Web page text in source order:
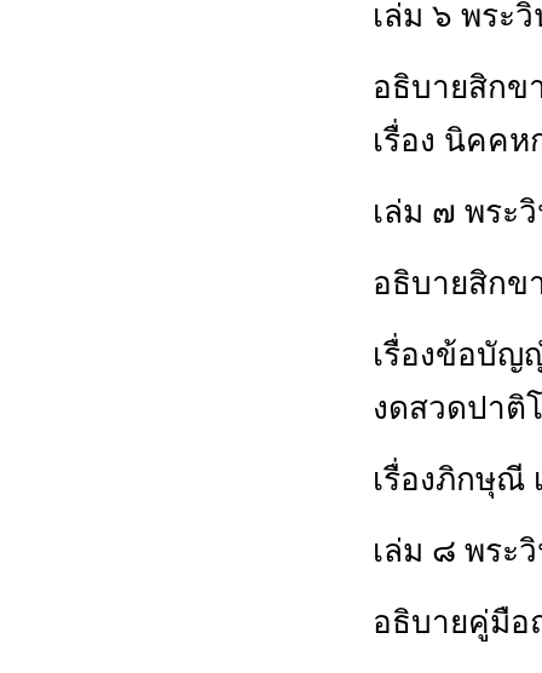
เล่ม ๖ พระ
อธิบายสิก
เรื่อง นิคค
เล่ม ๗ พระ
อธิบายสิก
เรื่องข้อบัญ
งดสวดปาติ
เรื่องภิกษุณี
เล่ม ๘ พระ
อธิบายคู่มือ